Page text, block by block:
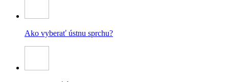
Ako vyberať ústnu sprchu?